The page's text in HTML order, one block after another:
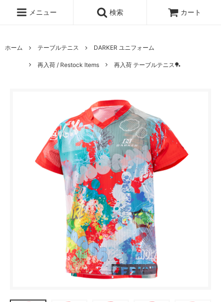
メニュー 検索 カート
ホーム テーブルテニス DARKER ユニフォーム
再入荷 / Restock Items 再入荷 テーブルテニス🏓